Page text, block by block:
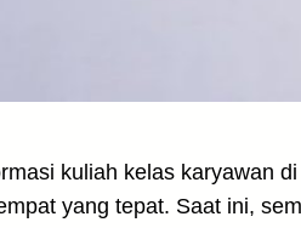
kuliah kelas karyawan
yang tepat. Saat ini,